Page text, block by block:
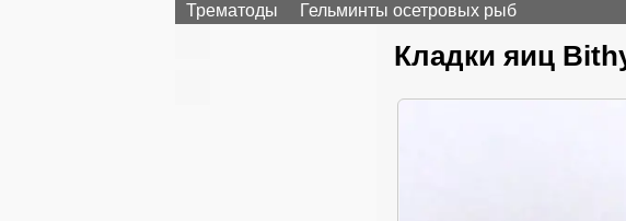
Трематоды
Гельминты осетровых рыб
Кладки яиц